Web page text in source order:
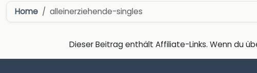
Home alleinerziehende-singles
Dieser Beitrag enthält Affiliate-Links. Wenn du